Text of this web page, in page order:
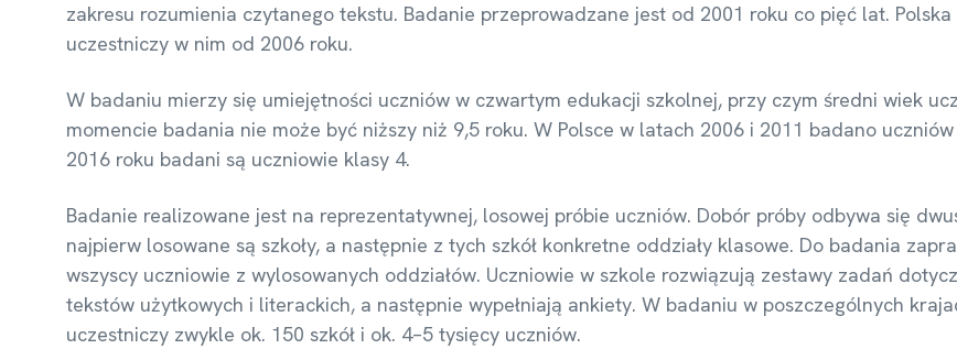
zakresu rozumienia czytanego tekstu. Badanie przeprowadzane jest od 2001 roku co pięć lat. Polska
uczestniczy w nim od 2006 roku.
W badaniu mierzy się umiejętności uczniów w czwartym edukacji szkolnej, przy czym średni wiek
momencie badania nie może być niższy niż 9,5 roku. W Polsce w latach 2006 i 2011 badano
2016 roku badani są uczniowie klasy 4.
Badanie realizowane jest na reprezentatywnej, losowej próbie uczniów. Dobór próby odbywa się
najpierw losowane są szkoły, a następnie z tych szkół konkretne oddziały klasowe. Do badania
wszyscy uczniowie z wylosowanych oddziałów. Uczniowie w szkole rozwiązują zestawy zadań
tekstów użytkowych i literackich, a następnie wypełniają ankiety. W badaniu w poszczególnych
uczestniczy zwykle ok. 150 szkół i ok. 4–5 tysięcy uczniów.